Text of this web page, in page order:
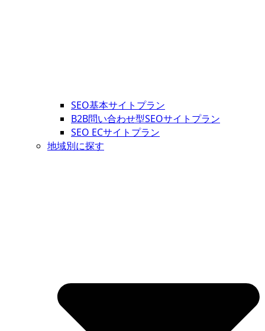
SEO基本サイトプラン
B2B問い合わせ型SEOサイトプラン
SEO ECサイトプラン
地域別に探す